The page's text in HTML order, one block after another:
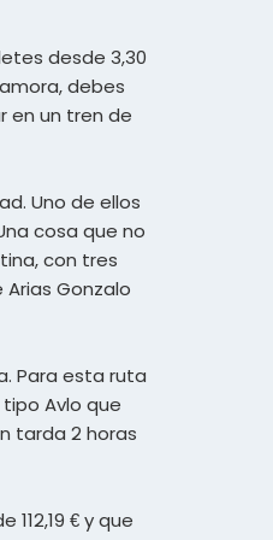
desde 3,30
debes
en un tren de
Uno de ellos
cosa que no
con tres
Gonzalo
Para esta ruta
Avlo que
tarda 2 horas
€ y que